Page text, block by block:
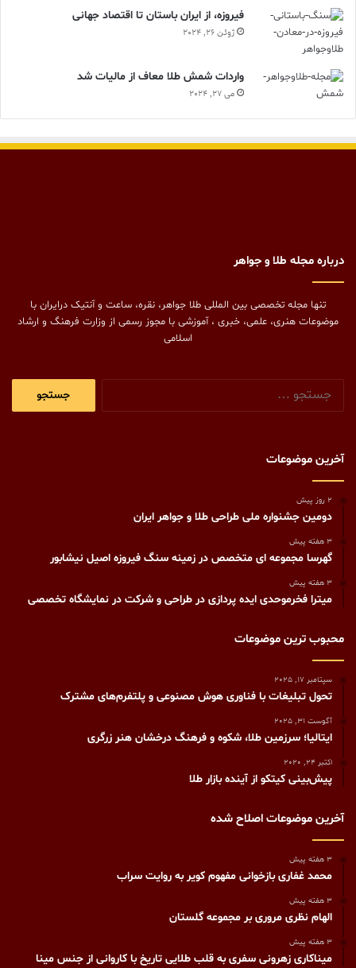
فیروزه، از ایران باستان تا اقتصاد جهانی
ژوئن 26, 2024
واردات شمش طلا معاف از مالیات شد
می 27, 2024
درباره مجله طلا و جواهر
تنها مجله تخصصی بین المللی طلا جواهر، نقره، ساعت و آنتیک درایران با
موضوعات هنری، علمی، خبری ، آموزشی با مجوز رسمی از وزارت فرهنگ و ارشاد
اسلامی
آخرین موضوعات
2 روز پیش
دومین جشنواره ملی طراحی طلا و جواهر ایران
3 هفته پیش
گهرسا مجموعه ای متخصص در زمینه سنگ فیروزه اصیل نیشابور
3 هفته پیش
میترا فخرموحدی ایده پردازی در طراحی و شرکت در نمایشگاه تخصصی
محبوب ترین موضوعات
سپتامبر 17, 2025
تحول تبلیغات با فناوری هوش مصنوعی و پلتفرم‌های مشترک
آگوست 31, 2025
ایتالیا؛ سرزمین طلا، شکوه و فرهنگ درخشان هنر زرگری
اکتبر 24, 2020
پیش‌بینی کیتکو از آینده بازار طلا
آخرین موضوعات اصلاح شده
3 هفته پیش
محمد غفاری بازخوانی مفهوم کویر به روایت سراب
3 هفته پیش
الهام نظری مروری بر مجموعه گلستان
3 هفته پیش
میناکاری زهرونی سفری به قلب طلایی تاریخ با کاروانی از جنس مینا